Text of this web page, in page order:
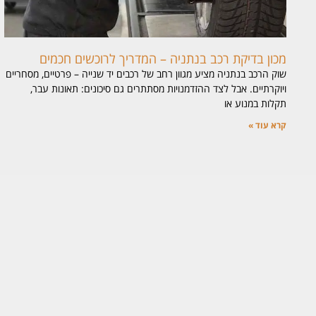
מכון בדיקת רכב בנתניה – המדריך לרוכשים חכמים
שוק הרכב בנתניה מציע מגוון רחב של רכבים יד שנייה – פרטיים, מסחריים
ויוקרתיים. אבל לצד ההזדמנויות מסתתרים גם סיכונים: תאונות עבר,
תקלות במנוע או
קרא עוד »